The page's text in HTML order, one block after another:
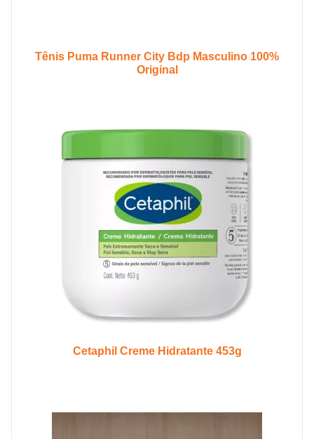
Tênis Puma Runner City Bdp Masculino 100%
Original
Cetaphil Creme Hidratante 453g